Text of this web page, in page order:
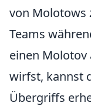
von Molotows
Teams
einen Molotov
wirfst, kannst
Übergriffs